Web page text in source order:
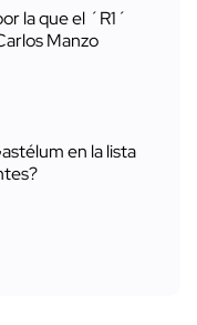
la que el ´R1´
Manzo
en la lista